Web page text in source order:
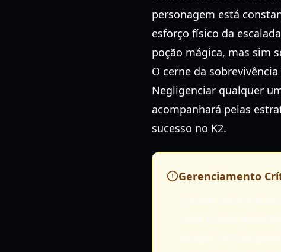
personagem está
esforço físico da
poção mágica, mas sim
O cerne da
Negligenciar qualquer
acompanhará pelas
sucesso no K2.
Gerenciamento